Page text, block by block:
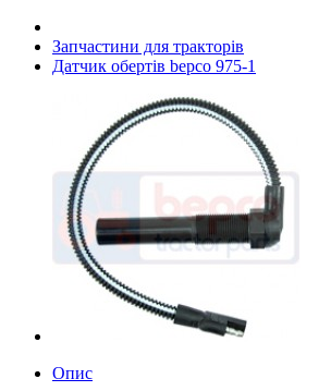
Запчастини для тракторів
Датчик обертів bepco 975-1
Опис